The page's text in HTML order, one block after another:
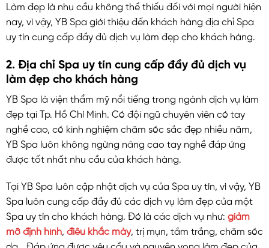
Làm đẹp là nhu cầu không thể thiếu đối với mọi người hiện
nay, vì vậy, YB Spa giới thiệu đến khách hàng địa chỉ Spa
uy tín cung cấp đầy đủ dịch vụ làm đẹp cho khách hàng.
2. Địa chỉ Spa uy tín cung cấp đầy đủ dịch vụ
làm đẹp cho khách hàng
YB Spa là viện thẩm mỹ nổi tiếng trong ngành dịch vụ làm
đẹp tại Tp. Hồ Chí Minh. Có đội ngũ chuyên viên có tay
nghề cao, có kinh nghiệm chăm sóc sắc đẹp nhiều năm,
YB Spa luôn không ngừng nâng cao tay nghề đáp ứng
được tốt nhất nhu cầu của khách hàng.
Tại YB Spa luôn cập nhật dịch vụ của Spa uy tín, vì vậy, YB
Spa luôn cung cấp đầy đủ các dịch vụ làm đẹp của một
Spa uy tín cho khách hàng. Đó là các dịch vụ như: giảm
mỡ định hình điêu khắc mày, trị mụn, tắm trắng, chăm sóc
da… Đáp ứng được yêu cầu và nguyện vọng làm đẹp của